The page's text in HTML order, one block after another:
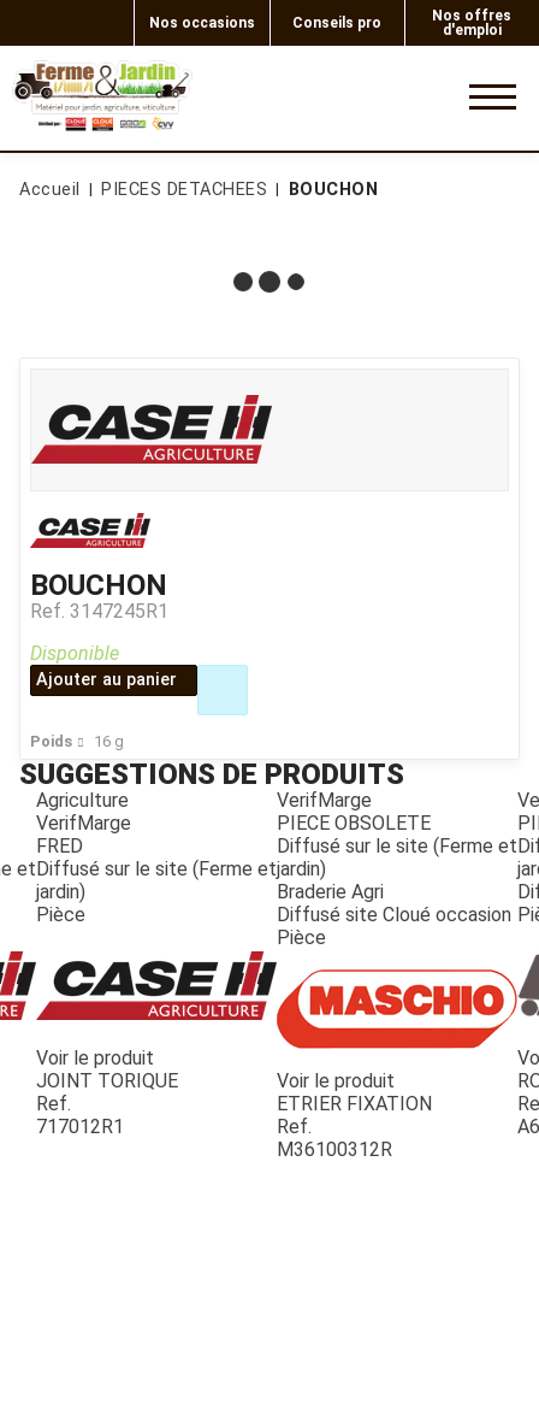
Nos occasions Conseils pro
Nos offres
d'emploi
JOUET
ESPACES VERTS
Accueil PIECES DETACHEES BOUCHON
BOUCHON
Ref. 3147245R1
Poids 16 g
Disponible
Ajouter au panier
SUGGESTIONS DE PRODUITS
et
Agriculture
VerifMarge
FRED
Diffusé sur le site (Ferme et
jardin)
Pièce
Voir le produit
JOINT TORIQUE
Ref.
717012R1
VerifMarge
PIECE OBSOLETE
Diffusé sur le site (Ferme et
jardin)
Braderie Agri
Diffusé site Cloué occasion
Pièce
Voir le produit
ETRIER FIXATION
Ref.
M36100312R